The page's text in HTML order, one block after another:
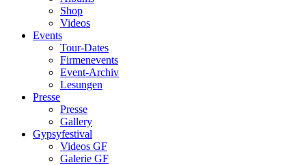
Shop
Videos
Events
Tour-Dates
Firmenevents
Event-Archiv
Lesungen
Presse
Presse
Gallery
Gypsyfestival
Videos GF
Galerie GF